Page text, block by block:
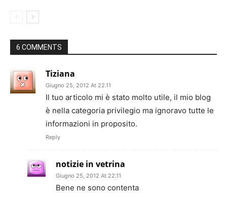
6 COMMENTS
Tiziana
Giugno 25, 2012 At 22.11
Il tuo articolo mi è stato molto utile, il mio blog
è nella categoria privilegio ma ignoravo tutte le
informazioni in proposito.
Reply
notizie in vetrina
Giugno 25, 2012 At 22.11
Bene ne sono contenta